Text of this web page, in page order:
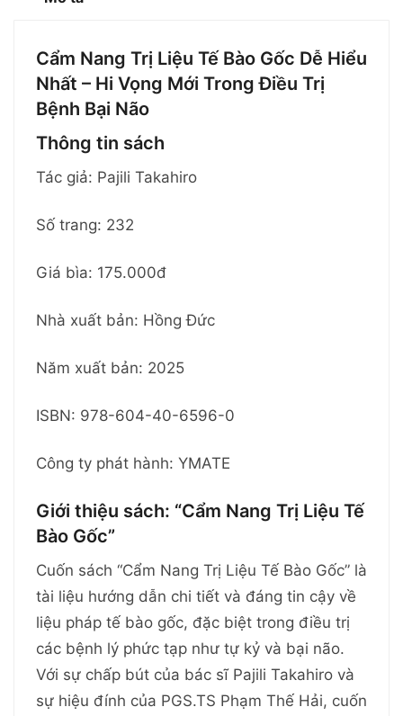
Cẩm Nang Trị Liệu Tế Bào Gốc Dễ Hiểu
Nhất – Hi Vọng Mới Trong Điều Trị
Bệnh Bại Não
Thông tin sách
Tác giả: Pajili Takahiro
Số trang: 232
Giá bìa: 175.000đ
Nhà xuất bản: Hồng Đức
Năm xuất bản: 2025
ISBN: 978-604-40-6596-0
Công ty phát hành: YMATE
Giới thiệu sách: “Cẩm Nang Trị Liệu Tế
Bào Gốc”
Cuốn sách “Cẩm Nang Trị Liệu Tế Bào Gốc” là
tài liệu hướng dẫn chi tiết và đáng tin cậy về
liệu pháp tế bào gốc, đặc biệt trong điều trị
các bệnh lý phức tạp như tự kỷ và bại não.
Với sự chấp bút của bác sĩ Pajili Takahiro và
sự hiệu đính của PGS.TS Phạm Thế Hải, cuốn